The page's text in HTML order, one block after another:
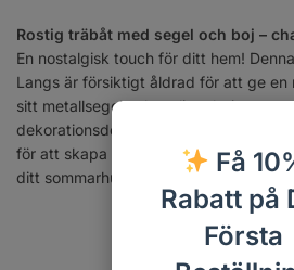
Rostig träbåt med segel och boj –
En nostalgisk touch för ditt hem!
Langs är försiktigt åldrad för att ge en
sitt metallsegel och en liten boj som
dekorationsdetalj en hyllning till
för att skapa en marin atmosfär på
ditt sommarhus.
Artikelnr: SG-
Få
Rabatt på
Första